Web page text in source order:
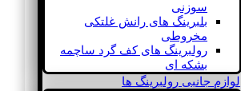
سوزنی
بلبرینگ های رانش غلتکی
مخروطی
رولبرینگ های کف گرد ساچمه
بشکه ای
لوازم جانبی رولبرینگ ها